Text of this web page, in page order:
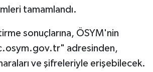
tamamlandı.
sonuçlarına, ÖSYM'nin
adresinden,
ve şifreleriyle erişebilecek.